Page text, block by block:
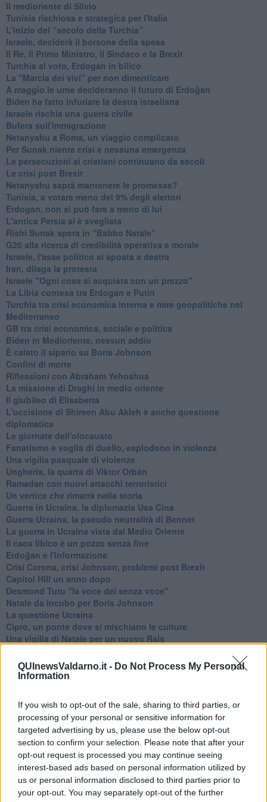
QUInewsValdarno.it - Do Not Process My Personal
Information
If you wish to opt-out of the sale, sharing to third parties, or
processing of your personal or sensitive information for
targeted advertising by us, please use the below opt-out
section to confirm your selection. Please note that after your
opt-out request is processed you may continue seeing
interest-based ads based on personal information utilized by
us or personal information disclosed to third parties prior to
your opt-out. You may separately opt-out of the further
Il medioriente di Silvio
Tunisia rischiosa e strategica per l'Italia
L'inizio del “secolo della Turchia”
Israele, deciderà il borsone della spesa
Il Re, il Primo Ministro, il Sindaco e la Brexit
Turchia al voto, Erdogan in bilico
La "Marcia dei vivi" per non dimenticare
A maggio le urne decideranno il futuro di Erdoğan
Biden ha fatto infuriare la destra israeliana
Israele rischia una guerra civile
Bufera sull'immigrazione
Netanyahu a Roma, un viaggio complicato
Per Sunak niente crisi e nessuna emergenza
Le persecuzioni ai cristiani continuano da secoli
Le crisi post Brexit
Netanyahu saprà mantenere le promesse?
Tunisia, a votare meno del 9% degli elettori
Erdogan, non si può fare a meno di lui
L'antica Persia si è svegliata
Rishi Sunak spera in “Babbo Natale”
G20 alla ricerca di credibilità operativa e morale
Israele, l'asse politico si sposta a destra
Iran, dilaga la protesta
Israele "Ogni cosa si acquista con un prezzo"
La Libia contesa tra Erdogan e Putin
Turchia tra crisi economica interna e mire geopolitiche nel
Mediterraneo
GB tra crisi economica, sociale e politica
Biden in Medioriente, nessun addio
È calato il sipario su Boris Johnson
Confini di morte
Riflessioni con Abraham Yehoshua
La missione di Draghi in medio oriente
Il giubileo di Elisabetta
L'uccisione di Shireen Abu Akleh è anche questione
diplomatica
Le giornate dell'olocausto
Fanatismo e voglia di duello, esplodono in violenza
Una vigilia pasquale di violenze
Ungheria, la quarta di Viktor Orbán
Ramadan con nuovi attacchi terroristici
Un vertice che rimarrà nella storia
Guerra in Ucraina, la diplomazia Usa Cina
Guerra Ucraina, la pseudo neutralità di Bennet
La guerra in Ucraina vista dal Medio Oriente
​Il caos libico è un pozzo senza fine
Erdoğan e l'informazione
Crisi Corona, crisi Johnson, problemi post Brexit
Capitol Hill un anno dopo
Desmond Tutu "la voce dei senza voce"
Natale da incubo per Boris Johnson
La questione Ucraina
Cipro, un ponte dove si mischiano le culture
Una vigilia di Natale per un nuovo Rais
Erdogan continua a sfidare l'Occidente
Libano, collasso economico e guerra civile
Biden, primo presidente USA non in guerra
Papa Bergoglio vedrà Viktor Orbán
Bennet, un giorno in attesa di Biden
Il ritorno dei talebani
​La lenta agonia del Libano
Sudafrica, è allarme alimentare
Usa di nuovo al centro della geopolitica internazionale
L’appuntamento di Israele con il cambiamento